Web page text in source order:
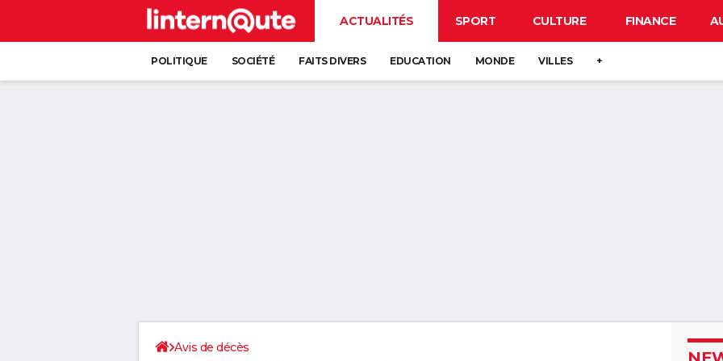
ACTUALITÉS SPORT CULTURE FINANCE
POLITIQUE SOCIÉTÉ FAITS DIVERS EDUCATION MONDE VILLES +
Avis de décès